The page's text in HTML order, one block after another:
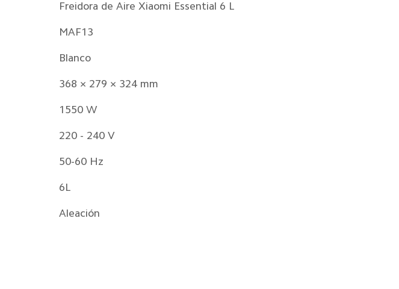
Freidora de Aire Xiaomi Essential 6 L
MAF13
Blanco
368 × 279 × 324 mm
1550 W
220 - 240 V
50-60 Hz
6L
Aleación